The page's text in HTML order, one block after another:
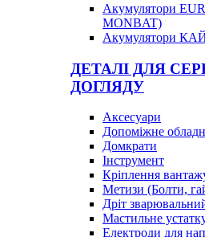
Акумулятори
MONBAT)
Акумулятори
ДЕТАЛІ ДЛЯ
ДОГЛЯДУ
Аксесуари
Допоміжне
Домкрати
Інструмент
Кріплення
Метизи (Болти,
Дріт
Мастильне
Електроди для